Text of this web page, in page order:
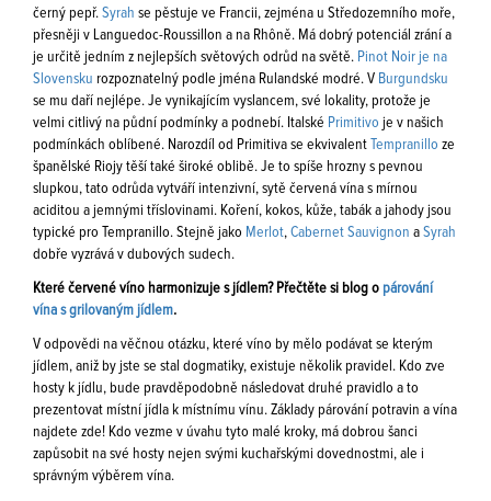
černý pepř. Syrah se pěstuje ve Francii, zejména u Středozemního moře,
přesněji v Languedoc-Roussillon a na Rhôně. Má dobrý potenciál zrání a
je určitě jedním z nejlepších světových odrůd na světě. Pinot Noir je na
Slovensku rozpoznatelný podle jména Rulandské modré. V Burgundsku
se mu daří nejlépe. Je vynikajícím vyslancem, své lokality, protože je
velmi citlivý na půdní podmínky a podnebí. Italské Primitivo je v našich
podmínkách oblíbené. Narozdíl od Primitiva se ekvivalent Tempranillo ze
španělské Riojy těší také široké oblibě. Je to spíše hrozny s pevnou
slupkou, tato odrůda vytváří intenzivní, sytě červená vína s mírnou
aciditou a jemnými tříslovinami. Koření, kokos, kůže, tabák a jahody jsou
typické pro Tempranillo. Stejně jako Merlot, Cabernet Sauvignon a Syrah
dobře vyzrává v dubových sudech.
Které červené víno harmonizuje s jídlem? Přečtěte si blog o párování
vína s grilovaným jídlem.
V odpovědi na věčnou otázku, které víno by mělo podávat se kterým
jídlem, aniž by jste se stal dogmatiky, existuje několik pravidel. Kdo zve
hosty k jídlu, bude pravděpodobně následovat druhé pravidlo a to
prezentovat místní jídla k místnímu vínu. Základy párování potravin a vína
najdete zde! Kdo vezme v úvahu tyto malé kroky, má dobrou šanci
zapůsobit na své hosty nejen svými kuchařskými dovednostmi, ale i
správným výběrem vína.